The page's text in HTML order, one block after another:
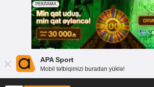
APA Sport
Mobil tətbiqimizi buradan yüklə!